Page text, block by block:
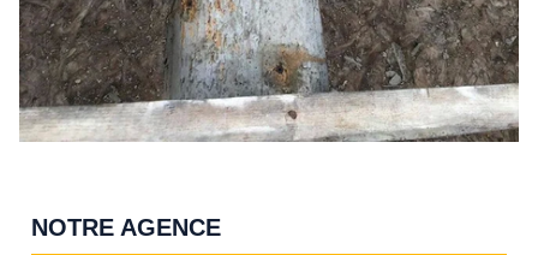
NOTRE AGENCE